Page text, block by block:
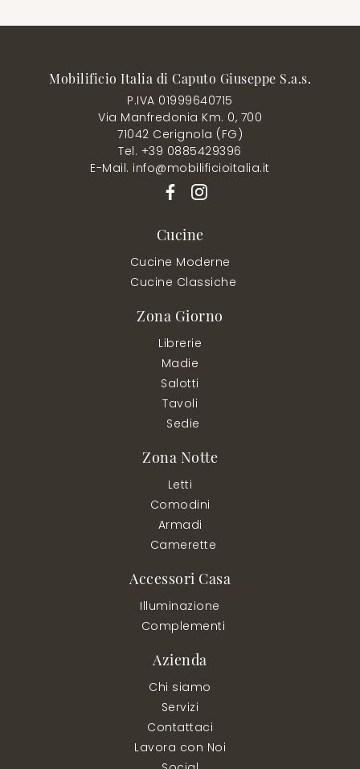
Mobilificio Italia di Caputo Giuseppe S.a.s.
P.IVA 01999640715
Via Manfredonia Km. 0, 700
71042 Cerignola (FG)
Tel. +39 0885429396
E-Mail. info@mobilificioitalia.it
Cucine
Cucine Moderne
Cucine Classiche
Zona Giorno
Librerie
Madie
Salotti
Tavoli
Sedie
Zona Notte
Letti
Comodini
Armadi
Camerette
Accessori Casa
Illuminazione
Complementi
Azienda
Chi siamo
Servizi
Contattaci
Lavora con Noi